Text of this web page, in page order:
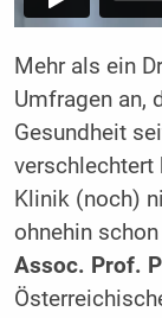
Mehr als ein
Umfragen an,
Gesundheit
verschlechtert
Klinik (noch)
ohnehin
Assoc. Prof.